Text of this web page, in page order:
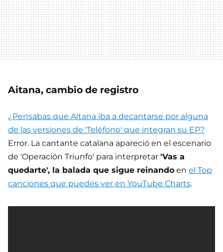
Aitana, cambio de registro
¿Pensabas que Aitana iba a decantarse por alguna
de las versiones de 'Teléfono' que integran su EP?
Error. La cantante catalana apareció en el escenario
de 'Operación Triunfo' para interpretar 'Vas a
quedarte', la balada que sigue reinando en el Top
canciones que puedes ver en YouTube Charts.